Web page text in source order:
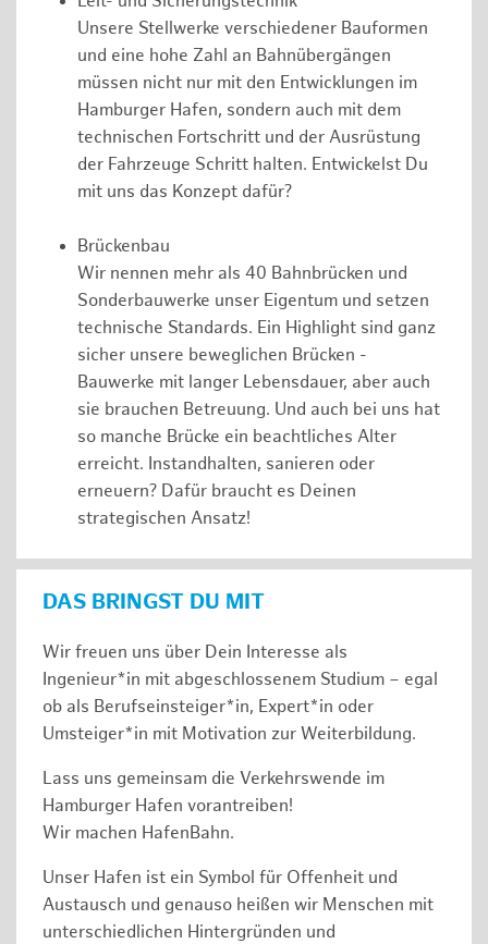
Unsere Stellwerke verschiedener Bauformen
und eine hohe Zahl an Bahnübergängen
müssen nicht nur mit den Entwicklungen im
Hamburger Hafen, sondern auch mit dem
technischen Fortschritt und der Ausrüstung
der Fahrzeuge Schritt halten. Entwickelst Du
mit uns das Konzept dafür?
Brückenbau
Wir nennen mehr als 40 Bahnbrücken und
Sonderbauwerke unser Eigentum und setzen
technische Standards. Ein Highlight sind ganz
sicher unsere beweglichen Brücken -
Bauwerke mit langer Lebensdauer, aber auch
sie brauchen Betreuung. Und auch bei uns hat
so manche Brücke ein beachtliches Alter
erreicht. Instandhalten, sanieren oder
erneuern? Dafür braucht es Deinen
strategischen Ansatz!
DAS BRINGST DU MIT
Wir freuen uns über Dein Interesse als
Ingenieur*in mit abgeschlossenem Studium – egal
ob als Berufseinsteiger*in, Expert*in oder
Umsteiger*in mit Motivation zur Weiterbildung.
Lass uns gemeinsam die Verkehrswende im
Hamburger Hafen vorantreiben!
Wir machen HafenBahn.
Unser Hafen ist ein Symbol für Offenheit und
Austausch und genauso heißen wir Menschen mit
unterschiedlichen Hintergründen und